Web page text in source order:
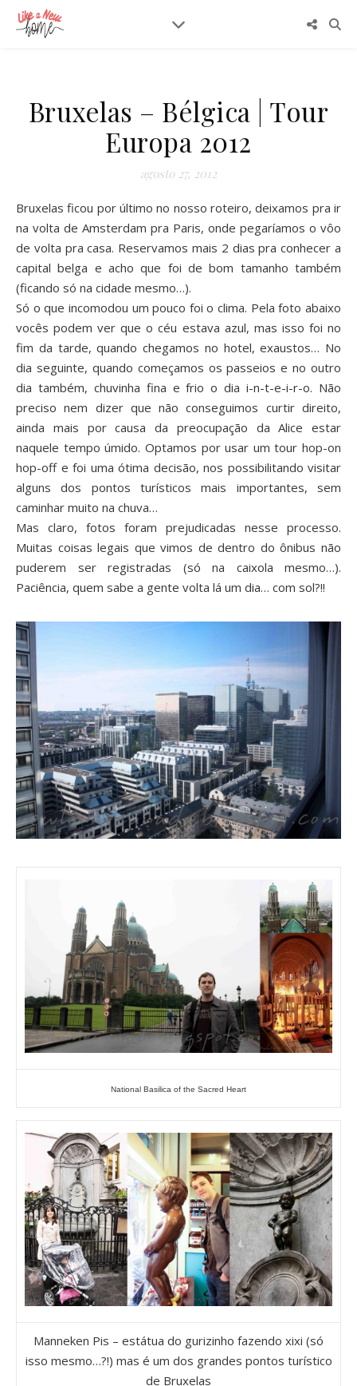
Bruxelas – Bélgica | Tour
Europa 2012
agosto 27, 2012
Bruxelas ficou por último no nosso roteiro, deixamos pra ir
na volta de Amsterdam pra Paris, onde pegaríamos o vôo
de volta pra casa. Reservamos mais 2 dias pra conhecer a
capital belga e acho que foi de bom tamanho também
(ficando só na cidade mesmo…).
Só o que incomodou um pouco foi o clima. Pela foto abaixo
vocês podem ver que o céu estava azul, mas isso foi no
fim da tarde, quando chegamos no hotel, exaustos… No
dia seguinte, quando começamos os passeios e no outro
dia também, chuvinha fina e frio o dia i-n-t-e-i-r-o. Não
preciso nem dizer que não conseguimos curtir direito,
ainda mais por causa da preocupação da Alice estar
naquele tempo úmido. Optamos por usar um tour hop-on
hop-off e foi uma ótima decisão, nos possibilitando visitar
alguns dos pontos turísticos mais importantes, sem
caminhar muito na chuva…
Mas claro, fotos foram prejudicadas nesse processo.
Muitas coisas legais que vimos de dentro do ônibus não
puderem ser registradas (só na caixola mesmo…).
Paciência, quem sabe a gente volta lá um dia… com sol?!!
National Basilica of the Sacred Heart
Manneken Pis – estátua do gurizinho fazendo xixi (só
isso mesmo…?!) mas é um dos grandes pontos turístico
de Bruxelas